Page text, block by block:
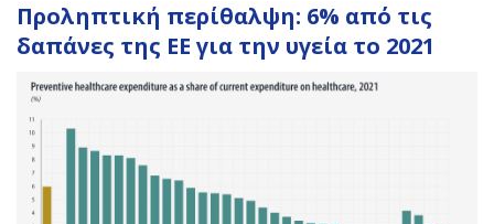
εδώ
to
top
Προληπτική περίθαλψη: 6% από τις
δαπάνες της ΕΕ για την υγεία το 2021